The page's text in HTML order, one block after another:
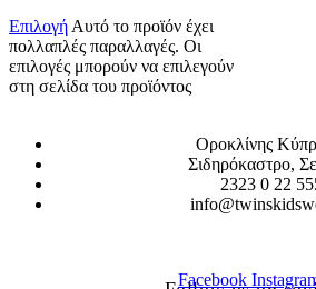
ΕπιλογήΑυτό το προϊόν έχει
πολλαπλές παραλλαγές. Οι
επιλογές μπορούν να επιλεγούν
στη σελίδα του προϊόντος
Οροκλίνης
Σιδηρόκαστρο,
2323 0 22
Facebook